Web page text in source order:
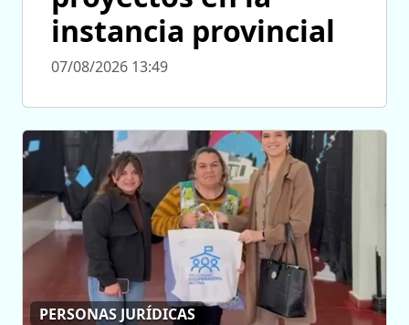
instancia provincial
07/08/2026 13:49
PERSONAS JURÍDICAS